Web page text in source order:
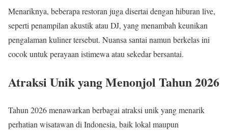
Menariknya, beberapa restoran juga disertai dengan hiburan live,
seperti penampilan akustik atau DJ, yang menambah keunikan
pengalaman kuliner tersebut. Nuansa santai namun berkelas ini
cocok untuk perayaan istimewa atau sekedar bersantai.
Atraksi Unik yang Menonjol Tahun 2026
Tahun 2026 menawarkan berbagai atraksi unik yang menarik
perhatian wisatawan di Indonesia, baik lokal maupun